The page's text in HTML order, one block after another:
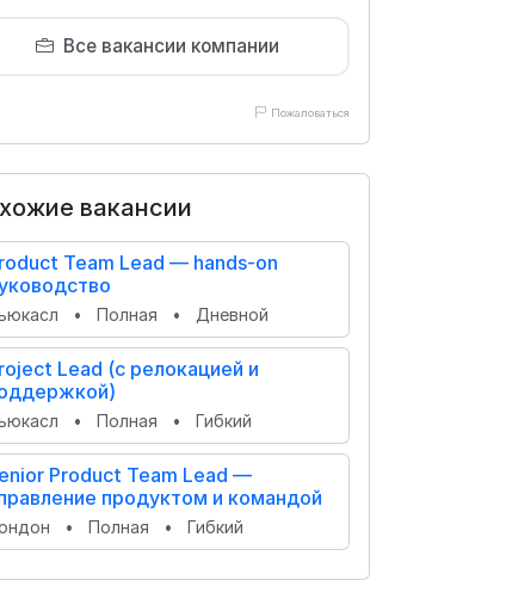
Все вакансии компании
Пожаловаться
вакансии
Team Lead — hands-on
• Полная • Дневной
Lead (с релокацией и
• Полная • Гибкий
Product Team Lead —
продуктом и командой
• Полная • Гибкий